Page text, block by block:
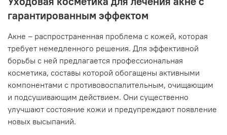
гарантированным эффектом
Акне – распространенная проблема с кожей, которая
требует немедленного решения. Для эффективной
борьбы с ней предлагается профессиональная
косметика, составы которой обогащены активными
компонентами с противовоспалительным, очищающим
и подсушивающим действием. Они существенно
улучшают состояние кожи и предупреждают появление
новых высыпаний.